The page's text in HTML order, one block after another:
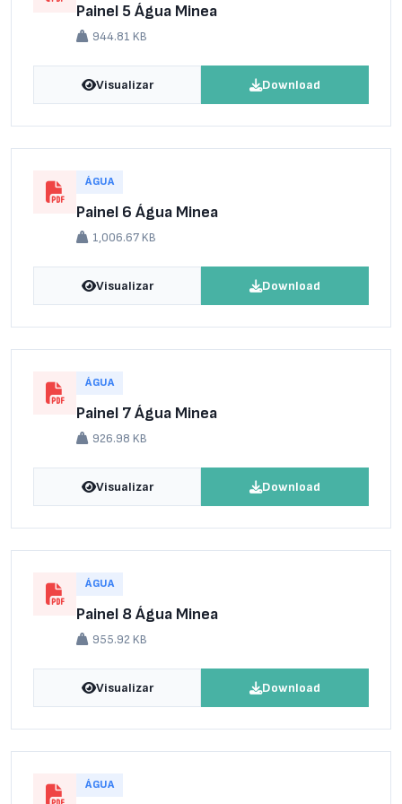
Painel 5 Água Minea
944.81 KB
Visualizar Download
ÁGUA
Painel 6 Água Minea
1,006.67 KB
Visualizar Download
ÁGUA
Painel 7 Água Minea
926.98 KB
Visualizar Download
ÁGUA
Painel 8 Água Minea
955.92 KB
Visualizar Download
ÁGUA